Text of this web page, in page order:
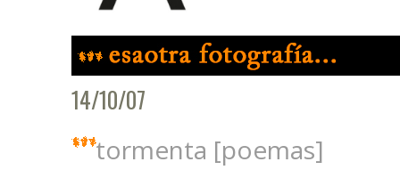
14/10/07
tormenta [poemas]